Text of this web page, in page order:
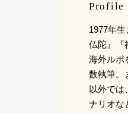
Profile
1977年
仏陀』『
海外ルポ
数執筆。
以外では
ナリオな